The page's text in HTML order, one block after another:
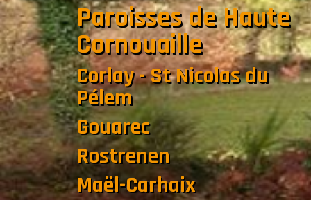
Paroisses de Haute
Cornouaille
Corlay - St Nicolas du
Pélem
Gouarec
Rostrenen
Maël-Carhaix